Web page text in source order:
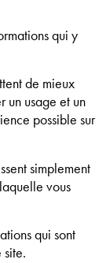
qui y
de mieux
un usage et un
possible sur
simplement
vous
qui sont
site.